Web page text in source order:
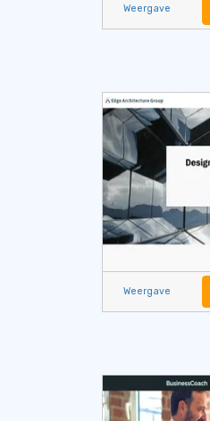
Weergave
Weergave